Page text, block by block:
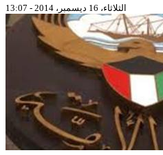
الثلاثاء، 16 ديسمبر، 2014 - 13:07